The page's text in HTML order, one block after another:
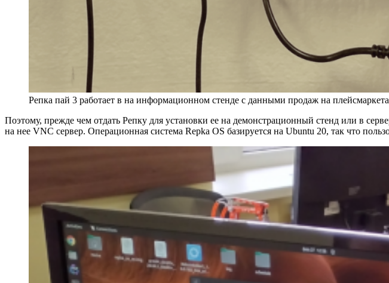
Репка пай 3 работает в на информационном стенде с данными продаж на
Поэтому, прежде чем отдать Репку для установки ее на демонстрационный стенд или в
на нее VNC сервер. Операционная система Repka OS базируется на Ubuntu 20, так что